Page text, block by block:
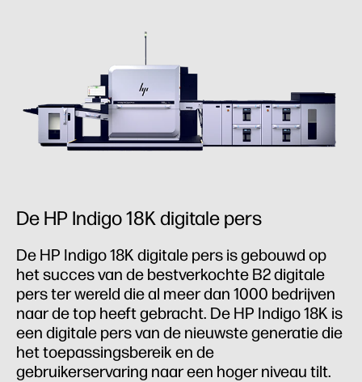
De HP Indigo 18K digitale pers
De HP Indigo 18K digitale pers is gebouwd op
het succes van de bestverkochte B2 digitale
pers ter wereld die al meer dan 1000 bedrijven
naar de top heeft gebracht. De HP Indigo 18K is
een digitale pers van de nieuwste generatie die
het toepassingsbereik en de
gebruikerservaring naar een hoger niveau tilt.